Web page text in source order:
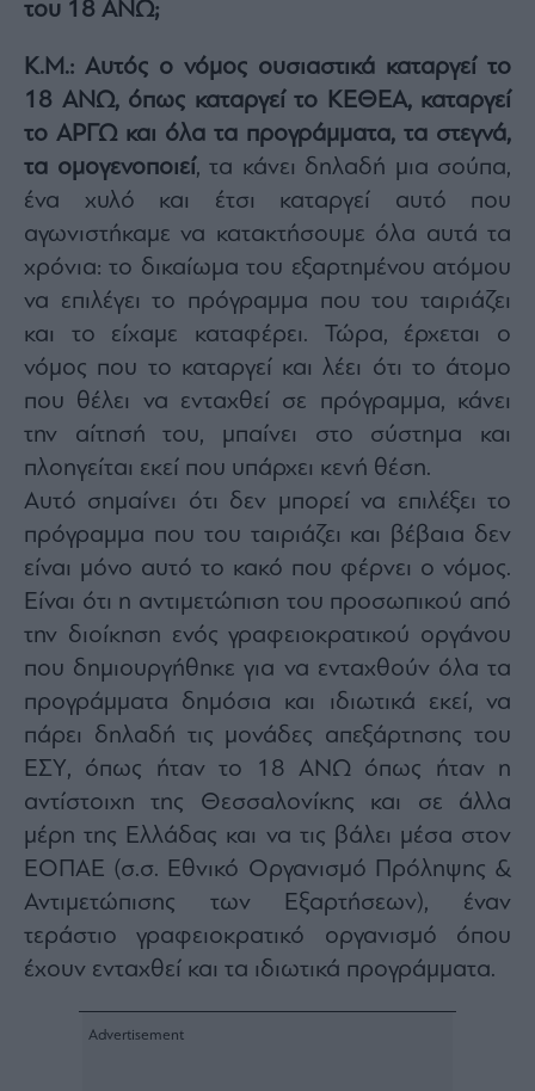
του 18 ΑΝΩ;
Κ.Μ.: Αυτός ο νόμος ουσιαστικά καταργεί το
18 ΑΝΩ, όπως καταργεί το ΚΕΘΕΑ, καταργεί
το ΑΡΓΩ και όλα τα προγράμματα, τα στεγνά,
τα ομογενοποιεί, τα κάνει δηλαδή μια σούπα,
ένα χυλό και έτσι καταργεί αυτό που
αγωνιστήκαμε να κατακτήσουμε όλα αυτά τα
χρόνια: το δικαίωμα του εξαρτημένου ατόμου
να επιλέγει το πρόγραμμα που του ταιριάζει
και το είχαμε καταφέρει. Τώρα, έρχεται ο
νόμος που το καταργεί και λέει ότι το άτομο
που θέλει να ενταχθεί σε πρόγραμμα, κάνει
την αίτησή του, μπαίνει στο σύστημα και
πλοηγείται εκεί που υπάρχει κενή θέση.
Αυτό σημαίνει ότι δεν μπορεί να επιλέξει το
πρόγραμμα που του ταιριάζει και βέβαια δεν
είναι μόνο αυτό το κακό που φέρνει ο νόμος.
Είναι ότι η αντιμετώπιση του προσωπικού από
την διοίκηση ενός γραφειοκρατικού οργάνου
που δημιουργήθηκε για να ενταχθούν όλα τα
προγράμματα δημόσια και ιδιωτικά εκεί, να
πάρει δηλαδή τις μονάδες απεξάρτησης του
ΕΣΥ, όπως ήταν το 18 ΑΝΩ όπως ήταν η
αντίστοιχη της Θεσσαλονίκης και σε άλλα
μέρη της Ελλάδας και να τις βάλει μέσα στον
ΕΟΠΑΕ (σ.σ. Εθνικό Οργανισμό Πρόληψης &
Αντιμετώπισης των Εξαρτήσεων), έναν
τεράστιο γραφειοκρατικό οργανισμό όπου
έχουν ενταχθεί και τα ιδιωτικά προγράμματα.